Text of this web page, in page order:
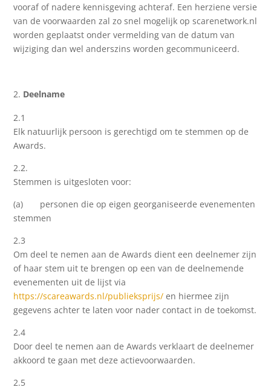
vooraf of nadere kennisgeving achteraf. Een herziene versie
van de voorwaarden zal zo snel mogelijk op scarenetwork.nl
worden geplaatst onder vermelding van de datum van
wijziging dan wel anderszins worden gecommuniceerd.
Deelname
2.1
Elk natuurlijk persoon is gerechtigd om te stemmen op de
Awards.
2.2.
Stemmen is uitgesloten voor:
(a) personen die op eigen georganiseerde evenementen
stemmen
2.3
Om deel te nemen aan de Awards dient een deelnemer zijn
of haar stem uit te brengen op een van de deelnemende
evenementen uit de lijst via
https://scareawards.nl/publieksprijs/ en hiermee zijn
gegevens achter te laten voor nader contact in de toekomst.
2.4
Door deel te nemen aan de Awards verklaart de deelnemer
akkoord te gaan met deze actievoorwaarden.
2.5